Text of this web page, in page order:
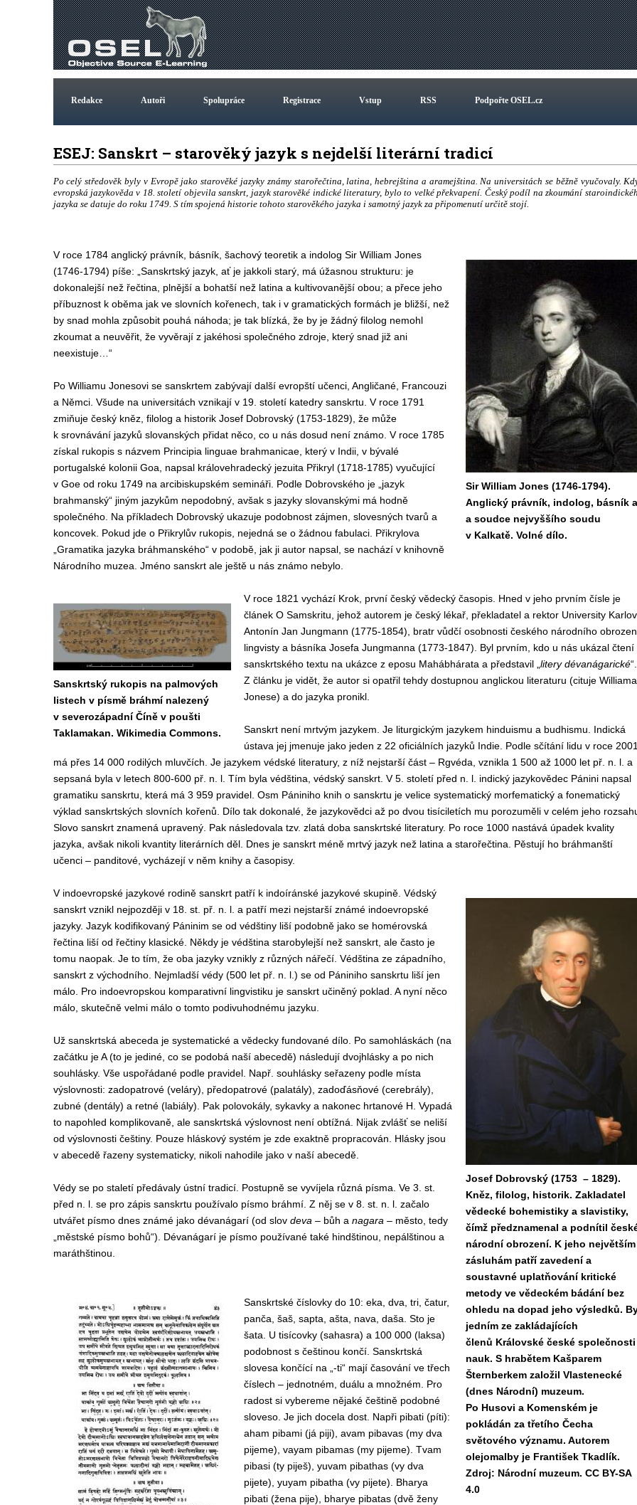
Redakce Autoři Spolupráce Registrace Vstup RSS Podpořte OSEL.cz
ESEJ: Sanskrt – starověký jazyk s nejdelší literární tradicí
Po celý středověk byly v Evropě jako starověké jazyky známy starořečtina, latina, hebrejština a aramejština. Na universitách se běžně vyučovaly.
evropská jazykověda v 18. století objevila sanskrt, jazyk starověké indické literatury, bylo to velké překvapení. Český podíl na zkoumání
jazyka se datuje do roku 1749. S tím spojená historie tohoto starověkého jazyka i samotný jazyk za připomenutí určitě stojí.
Sir William Jones (1746-1794).
Anglický právník, indolog, básník
a soudce nejvyššího soudu
v Kalkatě. Volné dílo.
V roce 1784 anglický právník, básník, šachový teoretik a indolog Sir William Jones
(1746-1794) píše: „Sanskrtský jazyk, ať je jakkoli starý, má úžasnou strukturu: je
dokonalejší než řečtina, plnější a bohatší než latina a kultivovanější obou; a přece jeho
příbuznost k oběma jak ve slovních kořenech, tak i v gramatických formách je bližší, než
by snad mohla způsobit pouhá náhoda; je tak blízká, že by je žádný filolog nemohl
zkoumat a neuvěřit, že vyvěrají z jakéhosi společného zdroje, který snad již ani
neexistuje…“
Po Williamu Jonesovi se sanskrtem zabývají další evropští učenci, Angličané, Francouzi
a Němci. Všude na universitách vznikají v 19. století katedry sanskrtu. V roce 1791
zmiňuje český kněz, filolog a historik Josef Dobrovský (1753-1829), že může
k srovnávání jazyků slovanských přidat něco, co u nás dosud není známo. V roce 1785
získal rukopis s názvem Principia linguae brahmanicae, který v Indii, v bývalé
portugalské kolonii Goa, napsal královehradecký jezuita Přikryl (1718-1785) vyučující
v Goe od roku 1749 na arcibiskupském semináři. Podle Dobrovského je „jazyk
brahmanský“ jiným jazykům nepodobný, avšak s jazyky slovanskými má hodně
společného. Na příkladech Dobrovský ukazuje podobnost zájmen, slovesných tvarů a
koncovek. Pokud jde o Přikrylův rukopis, nejedná se o žádnou fabulaci. Přikrylova
„Gramatika jazyka bráhmanského“ v podobě, jak ji autor napsal, se nachází v knihovně
Národního muzea. Jméno sanskrt ale ještě u nás známo nebylo.
Sanskrtský rukopis na palmových
listech v písmě bráhmí nalezený
v severozápadní Číně v poušti
Taklamakan. Wikimedia Commons.
V roce 1821 vychází Krok, první český vědecký časopis. Hned v jeho prvním čísle je
článek O Samskritu, jehož autorem je český lékař, překladatel a rektor University
Antonín Jan Jungmann (1775-1854), bratr vůdčí osobnosti českého národního
lingvisty a básníka Josefa Jungmanna (1773-1847). Byl prvním, kdo u nás ukázal čtení
sanskrtského textu na ukázce z eposu Mahábhárata a představil „ litery dévanágarické“.
Z článku je vidět, že autor si opatřil tehdy dostupnou anglickou literaturu (cituje Williama
Jonese) a do jazyka pronikl.
Sanskrt není mrtvým jazykem. Je liturgickým jazykem hinduismu a budhismu. Indická
ústava jej jmenuje jako jeden z 22 oficiálních jazyků Indie. Podle sčítání lidu v roce
má přes 14 000 rodilých mluvčích. Je jazykem védské literatury, z níž nejstarší část – Rgvéda, vznikla 1 500 až 1000 let př. n. l. a
sepsaná byla v letech 800-600 př. n. l. Tím byla védština, védský sanskrt. V 5. století před n. l. indický jazykovědec Pánini napsal
gramatiku sanskrtu, která má 3 959 pravidel. Osm Pániniho knih o sanskrtu je velice systematický morfematický a fonematický
výklad sanskrtských slovních kořenů. Dílo tak dokonalé, že jazykovědci až po dvou tisíciletích mu porozuměli v celém jeho
Slovo sanskrt znamená upravený. Pak následovala tzv. zlatá doba sanskrtské literatury. Po roce 1000 nastává úpadek kvality
jazyka, avšak nikoli kvantity literárních děl. Dnes je sanskrt méně mrtvý jazyk než latina a starořečtina. Pěstují ho bráhmanští
učenci – panditové, vycházejí v něm knihy a časopisy.
Josef Dobrovský (1753 – 1829).
Kněz, filolog, historik. Zakladatel
vědecké bohemistiky a slavistiky,
čímž předznamenal a podnítil
národní obrození. K jeho největším
zásluhám patří zavedení a
soustavné uplatňování kritické
metody ve vědeckém bádání bez
ohledu na dopad jeho výsledků.
jedním ze zakládajících
členů Královské české společnosti
nauk. S hrabětem Kašparem
Šternberkem založil Vlastenecké
(dnes Národní) muzeum.
Po Husovi a Komenském je
pokládán za třetího Čecha
světového významu. Autorem
olejomalby je František Tkadlík.
Zdroj: Národní muzeum. CC BY-SA
4.0
V indoevropské jazykové rodině sanskrt patří k indoíránské jazykové skupině. Védský
sanskrt vznikl nejpozději v 18. st. př. n. l. a patří mezi nejstarší známé indoevropské
jazyky. Jazyk kodifikovaný Páninim se od védštiny liší podobně jako se homérovská
řečtina liší od řečtiny klasické. Někdy je védština starobylejší než sanskrt, ale často je
tomu naopak. Je to tím, že oba jazyky vznikly z různých nářečí. Védština ze západního,
sanskrt z východního. Nejmladší védy (500 let př. n. l.) se od Pániniho sanskrtu liší jen
málo. Pro indoevropskou komparativní lingvistiku je sanskrt učiněný poklad. A nyní něco
málo, skutečně velmi málo o tomto podivuhodnému jazyku.
Už sanskrtská abeceda je systematické a vědecky fundované dílo. Po samohláskách (na
začátku je A (to je jediné, co se podobá naší abecedě) následují dvojhlásky a po nich
souhlásky. Vše uspořádané podle pravidel. Např. souhlásky seřazeny podle místa
výslovnosti: zadopatrové (veláry), předopatrové (palatály), zadoďásňové (cerebrály),
zubné (dentály) a retné (labiály). Pak polovokály, sykavky a nakonec hrtanové H. Vypadá
to napohled komplikovaně, ale sanskrtská výslovnost není obtížná. Nijak zvlášť se neliší
od výslovnosti češtiny. Pouze hláskový systém je zde exaktně propracován. Hlásky jsou
v abecedě řazeny systematicky, nikoli nahodile jako v naší abecedě.
Védy se po staletí předávaly ústní tradicí. Postupně se vyvíjela různá písma. Ve 3. st.
před n. l. se pro zápis sanskrtu používalo písmo bráhmí. Z něj se v 8. st. n. l. začalo
utvářet písmo dnes známé jako dévanágarí (od slov deva – bůh a nagara – město, tedy
„městské písmo bohů“). Dévanágarí je písmo používané také hindštinou, nepálštinou a
maráthštinou.
Sanskrtské číslovky do 10: eka, dva, tri, čatur,
panča, šaš, sapta, ašta, nava, daša. Sto je
šata. U tisícovky (sahasra) a 100 000 (laksa)
podobnost s češtinou končí. Sanskrtská
slovesa končící na „-ti“ mají časování ve třech
číslech – jednotném, duálu a množném. Pro
radost si vybereme nějaké češtině podobné
sloveso. Je jich docela dost. Napři pibati (píti):
aham pibami (já piji), avam pibavas (my dva
pijeme), vayam pibamas (my pijeme). Tvam
pibasi (ty piješ), yuvam pibathas (vy dva
pijete), yuyam pibatha (vy pijete). Bharya
pibati (žena pije), bharye pibatas (dvě ženy